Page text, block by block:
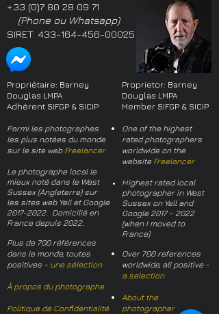
+33 (0)7 80 28 09 71
(Phone ou Whatsapp)
SIRET: 433-164-456-00025
Propriétaire: Barney
Douglas LMPA
Adhérent SIFGP & SICIP
Parmi les photographes
les plus notées du monde
sur le site web Freelancer
Le photographe local le
mieux noté dans le West
Sussex (Angleterre) sur
les sites web Yell et Google
2017-2022. Domicilié en
France depuis 2022.
Plus de 700 références
dans le monde, toutes
positives - une sélection
À propos du photographe
Politique de Confidentialité
Proprietor: Barney
Douglas LMPA
Member SIFGP & SICIP
One of the highest
rated photographers
worldwide on the
website Freelancer
Highest rated local
photographer in West
Sussex on Yell and
Google 2017 - 2022
(when I moved to
France)
Over 700 references
worldwide, all positive -
a selection
About the
photographer